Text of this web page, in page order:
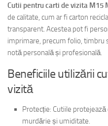
Cutii pentru carti de vizita M15
de calitate, cum ar fi carton
transparent. Acestea pot fi
imprimare, precum folio, timbru
notă personală și profesională.
Beneficiile utilizării
vizită
Protecție: Cutiile
murdărie și umiditate.